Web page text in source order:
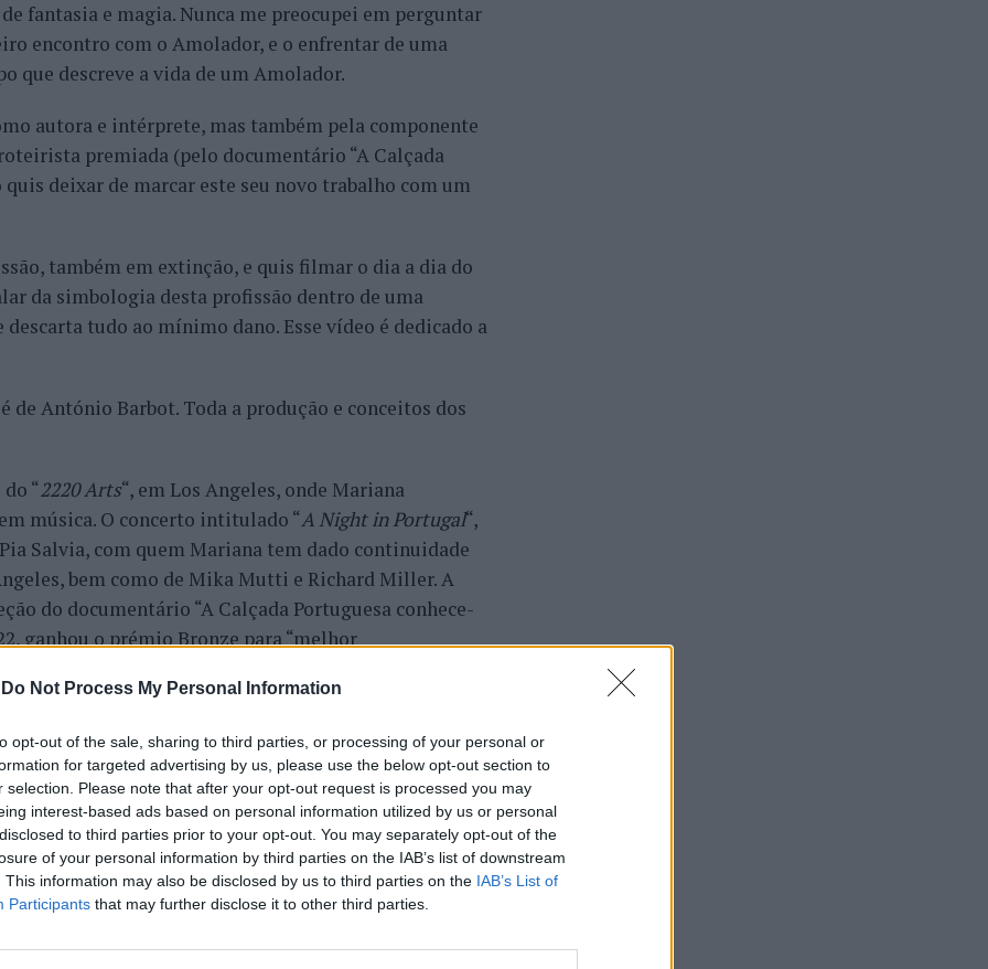
Do Not Process My Personal Information
opt-out of the sale, sharing to third parties, or processing of your personal or
for targeted advertising by us, please use the below opt-out section to
selection. Please note that after your opt-out request is processed you may
interest-based ads based on personal information utilized by us or personal
to third parties prior to your opt-out. You may separately opt-out of the
of your personal information by third parties on the IAB’s list of downstream
This information may also be disclosed by us to third parties on the IAB’s List of
Participants that may further disclose it to other third parties.
fantasia e magia. Nunca me preocupei em perguntar
encontro com o Amolador, e o enfrentar de uma
que descreve a vida de um Amolador.
autora e intérprete, mas também pela componente
premiada (pelo documentário “A Calçada
quis deixar de marcar este seu novo trabalho com um
também em extinção, e quis filmar o dia a dia do
da simbologia desta profissão dentro de uma
tudo ao mínimo dano. Esse vídeo é dedicado a
de António Barbot. Toda a produção e conceitos dos
“2220 Arts“, em Los Angeles, onde Mariana
música. O concerto intitulado “A Night in Portugal“,
Salvia, com quem Mariana tem dado continuidade
bem como de Mika Mutti e Richard Miller. A
do documentário “A Calçada Portuguesa conhece-
ganhou o prémio Bronze para “melhor
LANÇAMENTO DE DISCO MARIANA ARROJA MÚSICA
PRÓXIMO
Barcelos promove Animação de
Páscoa